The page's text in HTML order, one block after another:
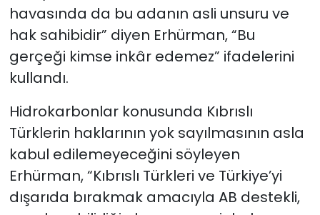
havasında da bu adanın asli unsuru ve
hak sahibidir” diyen Erhürman, “Bu
gerçeği kimse inkâr edemez” ifadelerini
kullandı.
Hidrokarbonlar konusunda Kıbrıslı
Türklerin haklarının yok sayılmasının asla
kabul edilemeyeceğini söyleyen
Erhürman, “Kıbrıslı Türkleri ve Türkiye’yi
dışarıda bırakmak amacıyla AB destekli,